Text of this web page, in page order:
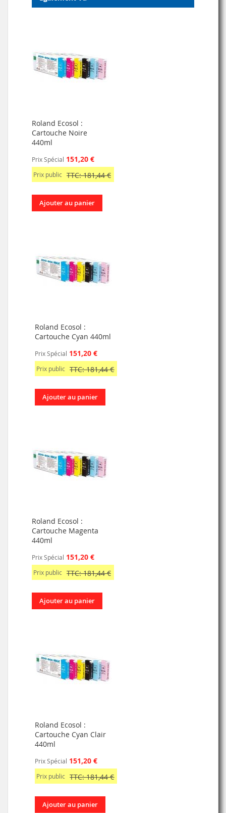
Roland Ecosol :
Cartouche Noire
440ml
Prix Spécial 151,20 €
Prix public TTC: 181,44 €
Ajouter au panier
Roland Ecosol :
Cartouche Cyan 440ml
Prix Spécial 151,20 €
Prix public TTC: 181,44 €
Ajouter au panier
Roland Ecosol :
Cartouche Magenta
440ml
Prix Spécial 151,20 €
Prix public TTC: 181,44 €
Ajouter au panier
Roland Ecosol :
Cartouche Cyan Clair
440ml
Prix Spécial 151,20 €
Prix public TTC: 181,44 €
Ajouter au panier